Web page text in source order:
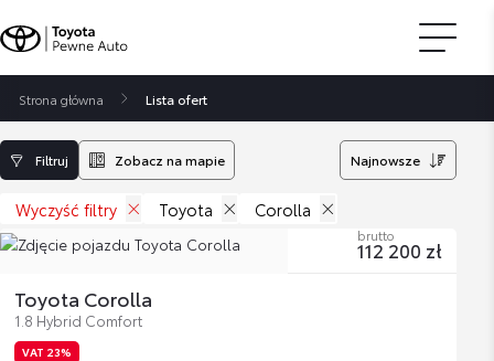
Strona główna Lista ofert
Filtruj Zobacz na mapie Najnowsze
Wyczyść filtry Toyota Corolla
Toyota Corolla
1.8 Hybrid Comfort
VAT 23%
brutto
112 200 zł